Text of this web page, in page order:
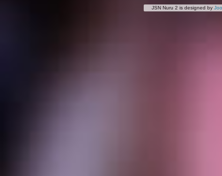
JSN Nuru 2 is designed by